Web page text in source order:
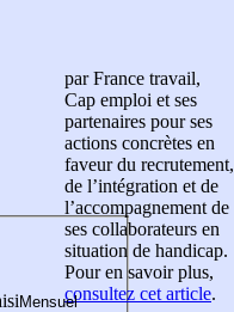
par France travail,
Cap emploi et ses
partenaires pour ses
actions concrètes en
faveur du recrutement,
de l’intégration et de
l’accompagnement de
ses collaborateurs en
situation de handicap.
Pour en savoir plus,
consultez cet article.